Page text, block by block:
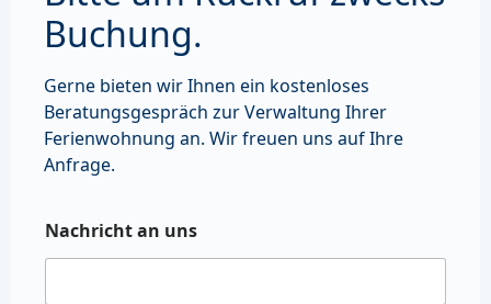
Buchung.
Gerne bieten wir Ihnen ein kostenloses
Beratungsgespräch zur Verwaltung Ihrer
Ferienwohnung an. Wir freuen uns auf Ihre
Anfrage.
Nachricht an uns